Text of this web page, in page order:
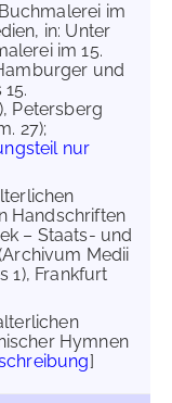
im
in: Unter
im 15.
und
Petersberg
27);
nur
Handschriften
– Staats- und
Medii
1), Frankfurt
Hymnen
]